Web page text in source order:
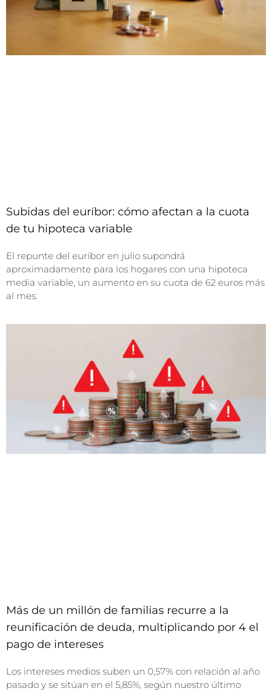
Subidas del euríbor: cómo afectan a la cuota
de tu hipoteca variable
El repunte del euríbor en julio supondrá
aproximadamente para los hogares con una hipoteca
media variable, un aumento en su cuota de 62 euros más
al mes.
Más de un millón de familias recurre a la
reunificación de deuda, multiplicando por 4 el
pago de intereses
Los intereses medios suben un 0,57% con relación al año
pasado y se sitúan en el 5,85%, según nuestro último